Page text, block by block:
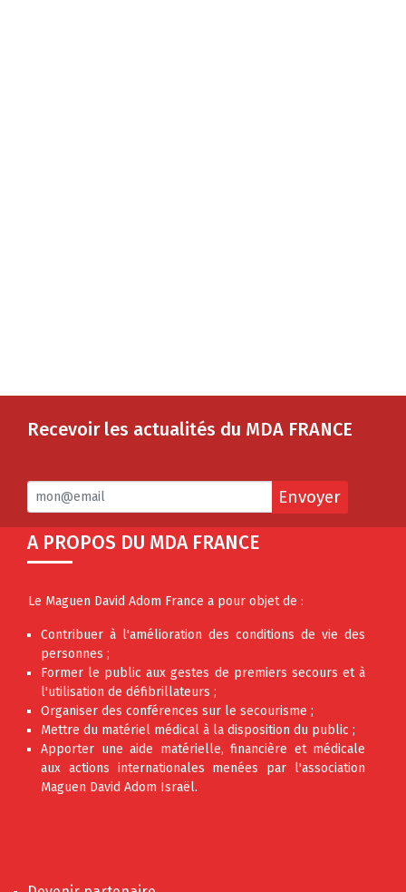
Recevoir les actualités du MDA FRANCE
Envoyer
A PROPOS DU MDA FRANCE
Le Maguen David Adom France a pour objet de :
Contribuer à l'amélioration des conditions de vie des
personnes ;
Former le public aux gestes de premiers secours et à
l'utilisation de défibrillateurs ;
Organiser des conférences sur le secourisme ;
Mettre du matériel médical à la disposition du public ;
Apporter une aide matérielle, financière et médicale
aux actions internationales menées par l'association
Maguen David Adom Israël.